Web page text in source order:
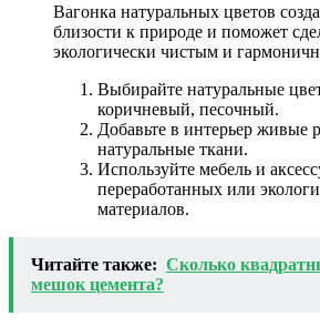
Вагонка натуральных цветов
близости к природе и поможет
экологически чистым и
Выбирайте натуральные
коричневый, песочный.
Добавьте в интерьер живые
натуральные ткани.
Используйте мебель и
переработанных или
материалов.
Читайте также: Сколько
мешок цемента?